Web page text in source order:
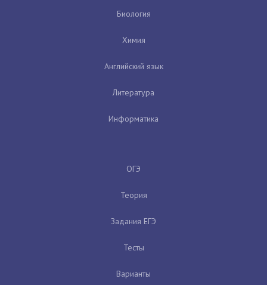
Биология
Химия
Английский язык
Литература
Информатика
ОГЭ
Теория
Задания ЕГЭ
Тесты
Варианты